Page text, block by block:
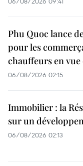
Phu Quoc lance
pour les
chauffeurs en vue
06/08/2026 02:15
Immobilier : la
sur un
06/08/2026 02:13